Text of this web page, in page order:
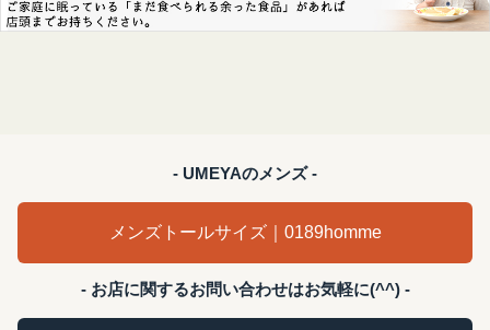
- UMEYAのメンズ -
メンズトールサイズ｜0189homme
- お店に関するお問い合わせはお気軽に(^^) -